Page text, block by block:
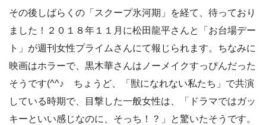
その後しばらくの「スクープ氷河期」を経て、待っており
ました！２０１８年１１月に松田龍平さんと「お台場デー
ト」が週刊女性プライムさんにて報じられます。ちなみに
映画はホラーで、黒木華さんはノーメイクすっぴんだった
そうです(^^♪ ちょうど、「獣になれない私たち」で共演
している時期で、目撃した一般女性は、「ドラマではガッ
キーといい感じなのに、そっち！？」と驚いたそうです。